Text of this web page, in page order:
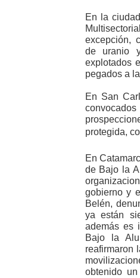
En la
excepción,
de uranio
explotados
pegados a
En San
protegida,
En
de Bajo la
gobierno y
Belén,
ya están
además es
Bajo la
reafirmaron
obtenido